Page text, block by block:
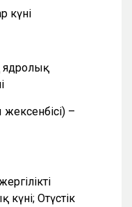
күні
ядролық
–
Оңтүстік